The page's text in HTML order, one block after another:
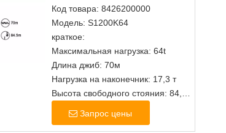
Код товара: 8426200000
Модель: S1200K64
краткое:
Максимальная нагрузка: 64t
Длина джиб: 70м
Нагрузка на наконечник: 17,3 т
Высота свободного стояния: 84,5
Запрос цены